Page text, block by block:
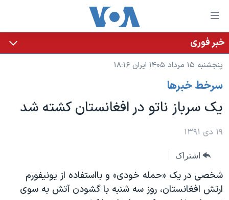
لینکهای
قابل
دسترسی
جهش
محتوای
اصلی
جهش
به
اصلی
جهش
به
خانه
نسخه سبک وب‌سایت
موضوع ها
ایران
آمریکا
گزیده‌ها
برنامه های تلویزیونی
جدول برنامه ها
عملیات خشم حماسی
پخش رادیویی
خبر فوری
پنجشنبه ۱۵ مرداد ۱۴۰۵ ایران ۱۸:۱۶
سرخط خبرها
یک سرباز ناتو در افغانستان کشته شد
۱۹ دی ۱۳۹۱
اشتراک
شخصی در یک «حمله خودی» و بااستفاده از یونیفورم
ارتش افغانستان، روز سه شنبه با گشودن آتش به سوی